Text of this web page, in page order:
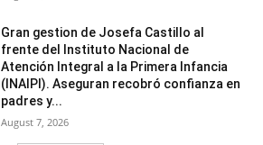
Gran gestion de Josefa Castillo al
frente del Instituto Nacional de
Atención Integral a la Primera Infancia
(INAIPI). Aseguran recobró confianza en
padres y...
August 7, 2026